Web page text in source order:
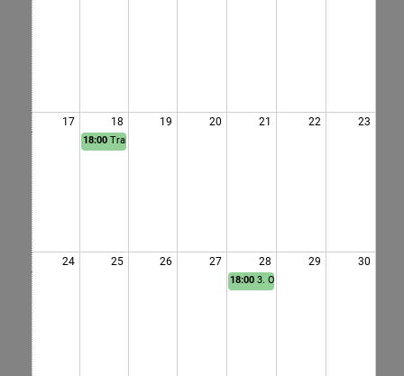
17 18 19 20 21 22 23
24 25 26 27 28 29 30
18:00 Training
18:00 3. OP